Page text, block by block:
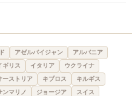
アゼルバイジャン
アルバニア
ギリス イタリア
ウクライナ
ーストリア キプロス
キルギス
ンマリノ ジョージア
スイス